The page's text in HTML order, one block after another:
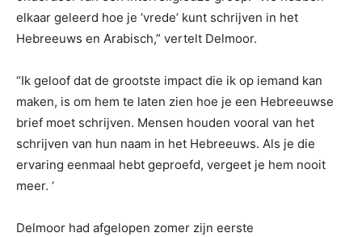
elkaar geleerd hoe je ‘vrede’ kunt schrijven in het
Hebreeuws en Arabisch,” vertelt Delmoor.
“Ik geloof dat de grootste impact die ik op iemand kan
maken, is om hem te laten zien hoe je een Hebreeuwse
brief moet schrijven. Mensen houden vooral van het
schrijven van hun naam in het Hebreeuws. Als je die
ervaring eenmaal hebt geproefd, vergeet je hem nooit
meer. ‘
Delmoor had afgelopen zomer zijn eerste